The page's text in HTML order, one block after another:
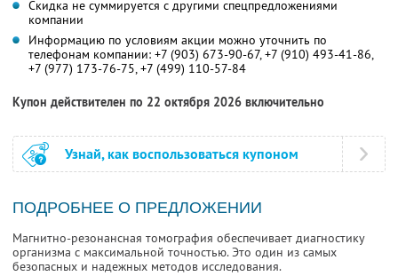
Скидка не суммируется с другими спецпредложениями
компании
Информацию по условиям акции можно уточнить по
телефонам компании: +7 (903) 673-90-67, +7 (910) 493-41-86,
+7 (977) 173-76-75, +7 (499) 110-57-84
Купон действителен по 22 октября 2026 включительно
Узнай, как воспользоваться купоном
ПОДРОБНЕЕ О ПРЕДЛОЖЕНИИ
Магнитно-резонансная томография обеспечивает диагностику
организма с максимальной точностью. Это один из самых
безопасных и надежных методов исследования.